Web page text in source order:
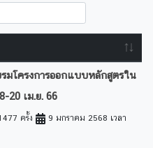
มโครงการออกแบบหลักสูตรใน
20 เม.ย. 66
ครั้ง
9 มกราคม 2568 เวลา